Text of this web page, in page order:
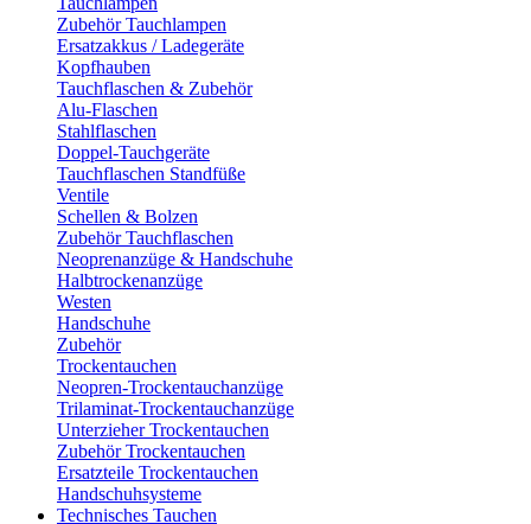
Zubehör Tauchlampen
Ersatzakkus / Ladegeräte
Kopfhauben
Tauchflaschen & Zubehör
Alu-Flaschen
Stahlflaschen
Doppel-Tauchgeräte
Tauchflaschen Standfüße
Ventile
Schellen & Bolzen
Zubehör Tauchflaschen
Neoprenanzüge & Handschuhe
Halbtrockenanzüge
Westen
Handschuhe
Zubehör
Trockentauchen
Neopren-Trockentauchanzüge
Trilaminat-Trockentauchanzüge
Unterzieher Trockentauchen
Zubehör Trockentauchen
Ersatzteile Trockentauchen
Handschuhsysteme
Technisches Tauchen